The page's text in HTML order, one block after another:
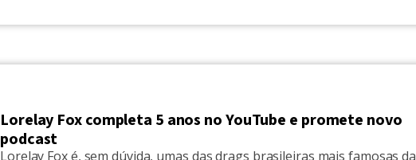
Lorelay Fox completa 5 anos no YouTube e promete novo
podcast
Lorelay Fox é, sem dúvida, umas das drags brasileiras mais famosas da